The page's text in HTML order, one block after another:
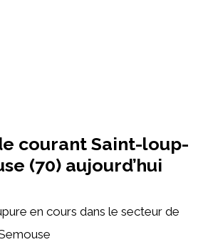
courant Saint-loup-
(70) aujourd’hui
en cours dans le secteur de